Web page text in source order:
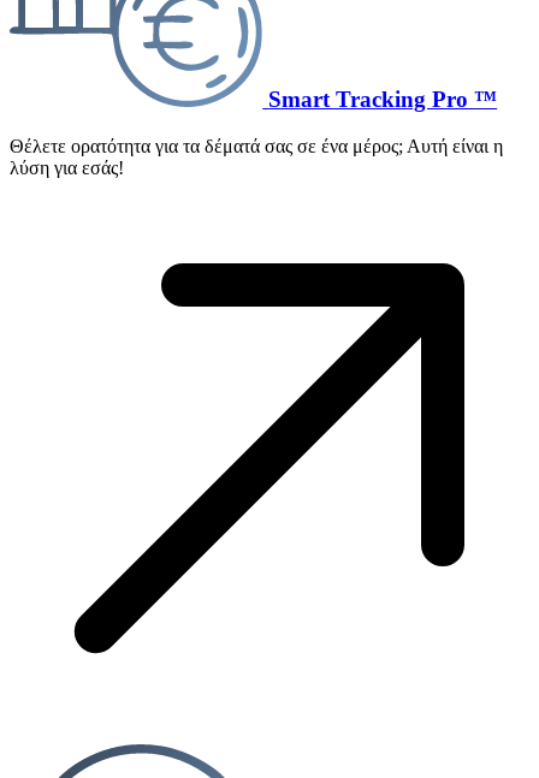
Smart Tracking Pro ™
Θέλετε ορατότητα για τα δέματά σας σε ένα μέρος; Αυτή είναι η
λύση για εσάς!